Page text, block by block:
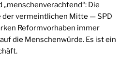
„menschenverachtend“: Die
der vermeintlichen Mitte — SPD
Reformvorhaben immer
die Menschenwürde. Es ist ein